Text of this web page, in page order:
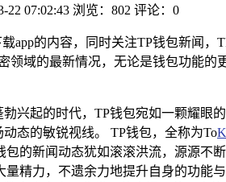
22 07:02:43 浏览：802 评论：0
app的内容，同时关注TP钱包新闻
领域的最新情况，无论是钱包功能
兴起的时代，TP钱包宛如一颗耀
态的敏锐视线。 TP钱包，全称为ToK
的新闻动态犹如滚滚洪流，源源不
精力，不遗余力地提升自身的功